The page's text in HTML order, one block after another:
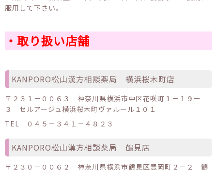
服用して下さい。
・取り扱い店舗
KANPORO松山漢方相談薬局 横浜桜木町店
〒２３１－００６３ 神奈川県横浜市中区花咲町１－１９ー
３ セルアージュ横浜桜木町ヴァルール１０１
TEL ０４５－３４１－４８２３
KANPORO松山漢方相談薬局 鶴見店
〒２３０－００６２ 神奈川県横浜市鶴見区豊岡町２－２ 鶴